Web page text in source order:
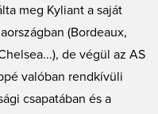
meg Kyliant a saját
(Bordeaux,
de végül az AS
valóban rendkívüli
csapatában és a